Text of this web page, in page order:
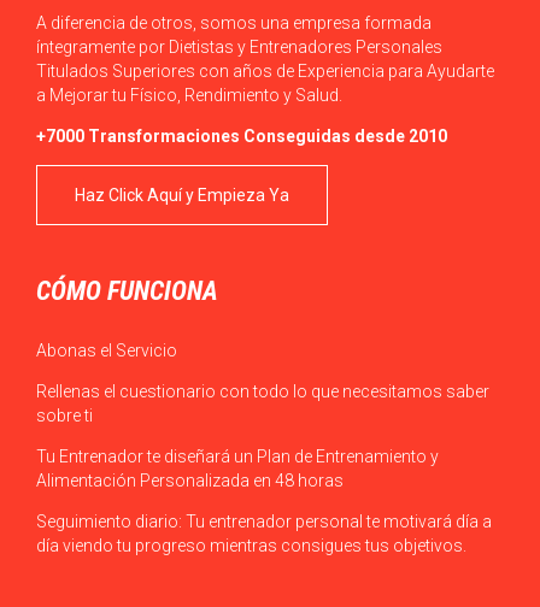
A diferencia de otros, somos una empresa formada
íntegramente por Dietistas y Entrenadores Personales
Titulados Superiores con años de Experiencia para Ayudarte
a Mejorar tu Físico, Rendimiento y Salud.
+7000 Transformaciones Conseguidas desde 2010
Haz Click Aquí y Empieza Ya
CÓMO FUNCIONA
Abonas el Servicio
Rellenas el cuestionario con todo lo que necesitamos saber
sobre ti
Tu Entrenador te diseñará un Plan de Entrenamiento y
Alimentación Personalizada en 48 horas
Seguimiento diario: Tu entrenador personal te motivará día a
día viendo tu progreso mientras consigues tus objetivos.